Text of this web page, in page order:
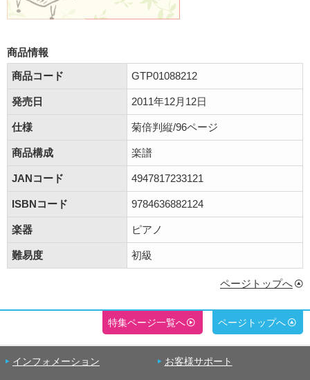
商品情報
商品コード
GTP01088212
発売日 2011年12月12日
仕様 菊倍判縦/96ページ
商品構成 楽譜
JANコード 4947817233121
ISBNコード 9784636882124
楽器 ピアノ
難易度 初級
ページトップへ
特集ページ一覧へ ページトップへ
インフォメーション お客様サポート